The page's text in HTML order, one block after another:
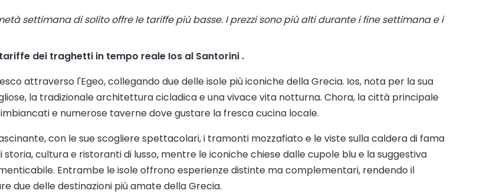
settimana di solito offre le tariffe più basse. I prezzi sono più alti durante i fine settimana e i
dei traghetti in tempo reale Ios al Santorini .
attraverso l'Egeo, collegando due delle isole più iconiche della Grecia. Ios, nota per la sua
la tradizionale architettura cicladica e una vivace vita notturna. Chora, la città principale
e numerose taverne dove gustare la fresca cucina locale.
con le sue scogliere spettacolari, i tramonti mozzafiato e le viste sulla caldera di fama
storia, cultura e ristoranti di lusso, mentre le iconiche chiese dalle cupole blu e la suggestiva
Entrambe le isole offrono esperienze distinte ma complementari, rendendo il
due delle destinazioni più amate della Grecia.